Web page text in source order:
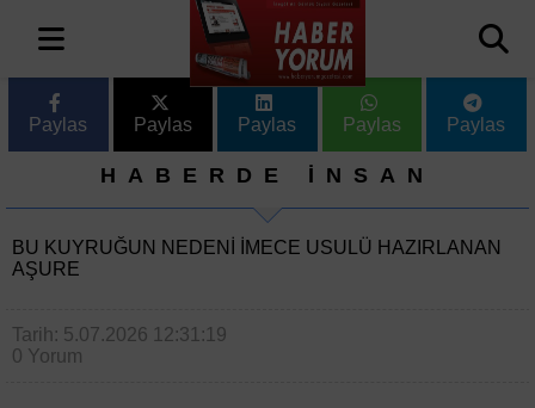
Paylas Paylas Paylas Paylas Paylas
HABERDE İNSAN
BU KUYRUĞUN NEDENI IMECE USULÜ HAZIRLANAN
AŞURE
Tarih: 5.07.2026 12:31:19
0 Yorum